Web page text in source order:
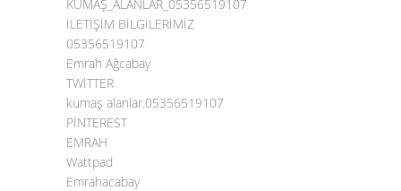
KUMAŞ_ALANLAR_05356519107
İLETİŞİM BİLGİLERİMİZ
05356519107
Emrah Ağcabay
TWİTTER
kumaş alanlar.05356519107
PİNTEREST
EMRAH
Wattpad
Emrahacabay